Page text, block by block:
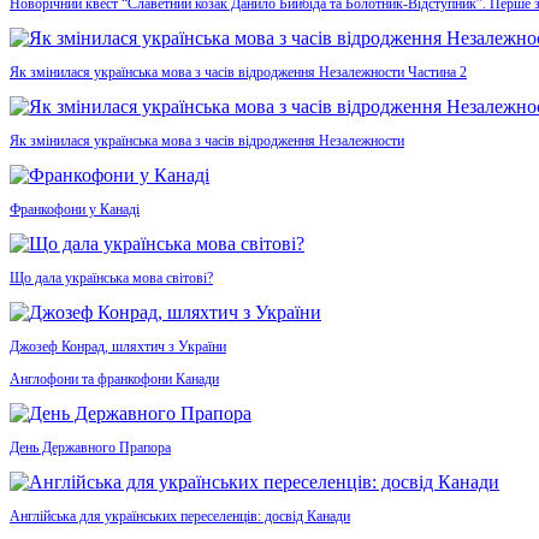
Новорічний квест “Славетний козак Данило Бийбіда та Болотник-Відступник”. Перше
Як змінилася українська мова з часів відродження Незалежности Частина 2
Як змінилася українська мова з часів відродження Незалежности
Франкофони у Канаді
Що дала українська мова світові?
Джозеф Конрад, шляхтич з України
Англофони та франкофони Канади
День Державного Прапора
Англійська для українських переселенців: досвід Канади